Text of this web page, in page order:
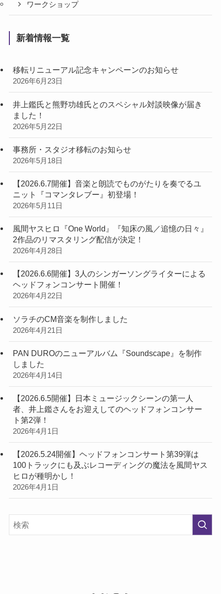
ワークショップ
新着情報一覧
移転リニューアル記念キャンペーンのお知らせ
2026年6月23日
井上鑑氏と熊野功雄氏とのスペシャル対談映像が届き
ました！
2026年5月22日
事務所・スタジオ移転のお知らせ
2026年5月18日
【2026.6.7開催】音楽と朗読でものがたりを奏でるユ
ニット『コマンタレブー』初登場！
2026年5月11日
風間ヤスヒロ『One World』『知床の風／追憶の日々』
2作品のリマスタリング配信が決定！
2026年4月28日
【2026.6.6開催】3人のシンガーソングライターによる
ヘッドフォンコンサート開催！
2026年4月22日
ソラチのCM音楽を制作しました
2026年4月21日
PAN DUROのニューアルバム『Soundscape』を制作
しました
2026年4月14日
【2026.6.5開催】日本ミュージックシーンの第一人
者、井上鑑さんをお迎えしてのヘッドフォンコンサー
ト第2弾！
2026年4月1日
【2026.5.24開催】ヘッドフォンコンサート第39弾は
100トラックにも及ぶレコーディングの魔法を風間ヤス
ヒロが種明かし！
2026年4月1日